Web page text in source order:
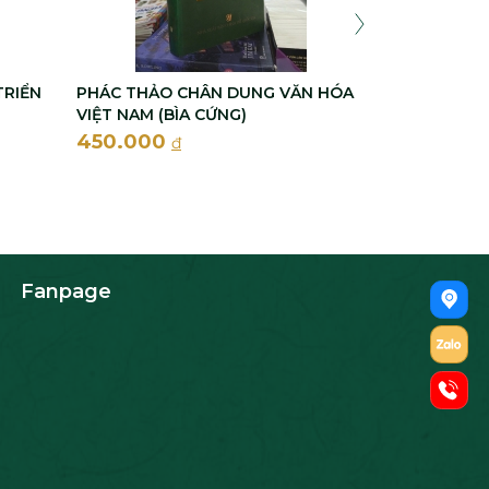
PHÁC THẢO CHÂN DUNG VĂN HÓA
VIỆT NAM (BÌA CỨNG)
450.000 đ
Fanpage